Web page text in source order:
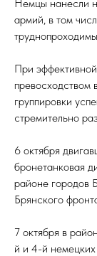
Немцы нанесли
армий, в том
При
превосходством
группировки
стремительно
6 октября
бронетанковая
районе городов
Брянского
7 октября в
й и 4-й немецких